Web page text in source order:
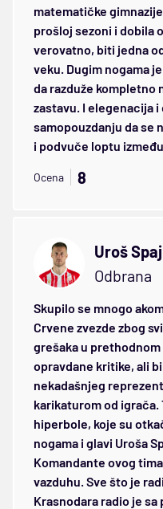
matematičke
prošloj sezoni i dobila
verovatno, biti jedna
veku. Dugim nogama
da razduže kompletno
zastavu. I elegenacija
samopouzdanju da se
i podvuče loptu
Ocena 8
Uroš
Odbrana
Skupilo se mnogo
Crvene zvezde zbog
grešaka u
opravdane kritike, ali
nekadašnjeg
karikaturom od
hiperbole, koje su
nogama i glavi Uroša
Komandante ovog
vazduhu. Sve što je
Krasnodara radio je sa